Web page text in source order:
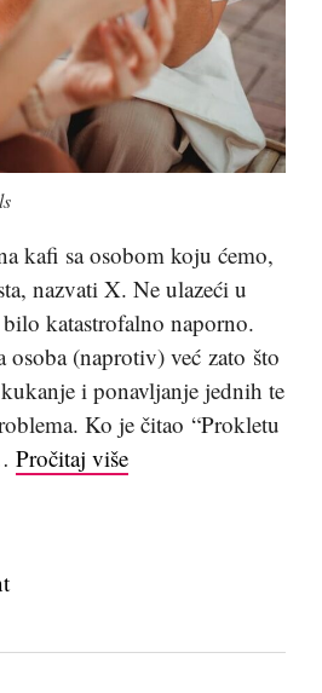
kafi sa osobom koju ćemo,
nazvati X. Ne ulazeći u
katastrofalno naporno.
osoba (naprotiv) već zato što
i ponavljanje jednih te
Ko je čitao “Prokletu
Pročitaj više